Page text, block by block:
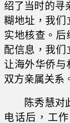
绍了当时的寻
糊地址，我们
实地核查。后
配信息，我们
让海外华侨与
双方亲属关系
陈秀慧对此
电话后，工